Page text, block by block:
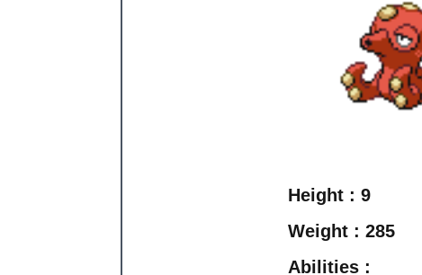
Height :9
Weight :285
Abilities :